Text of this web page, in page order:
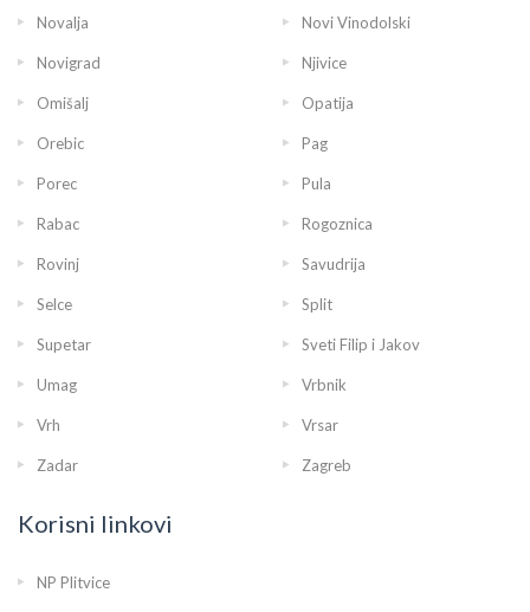
Novalja Novi Vinodolski
Novigrad Njivice
Omišalj Opatija
Orebic Pag
Porec Pula
Rabac Rogoznica
Rovinj Savudrija
Selce Split
Supetar Sveti Filip i Jakov
Umag Vrbnik
Vrh Vrsar
Zadar Zagreb
Korisni linkovi
NP Plitvice